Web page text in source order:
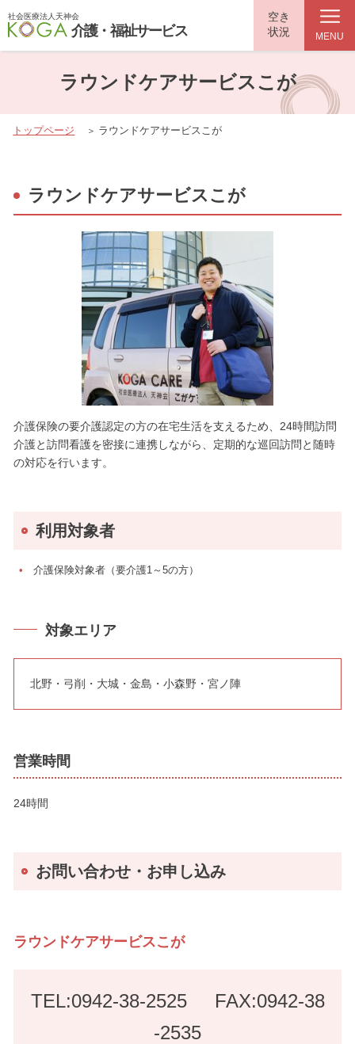
社会医療法人天神会
介護・福祉サービス
空き
状況
MENU
ラウンドケアサービスこが
トップページ ラウンドケアサービスこが
ラウンドケアサービスこが
介護保険の要介護認定の方の在宅生活を支えるため、24時間訪問
介護と訪問看護を密接に連携しながら、定期的な巡回訪問と随時
の対応を行います。
利用対象者
介護保険対象者（要介護1～5の方）
対象エリア
北野・弓削・大城・金島・小森野・宮ノ陣
営業時間
24時間
お問い合わせ・お申し込み
ラウンドケアサービスこが
TEL:0942-38-2525FAX:0942-38
-2535